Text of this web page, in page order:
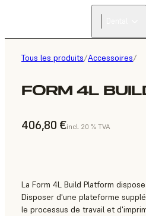
Tous les produits/Accessoires/
FORM 4L
406,80 €incl. 20 % TVA
La Form 4L Build Platform
Disposer d'une plateforme
le processus de travail et